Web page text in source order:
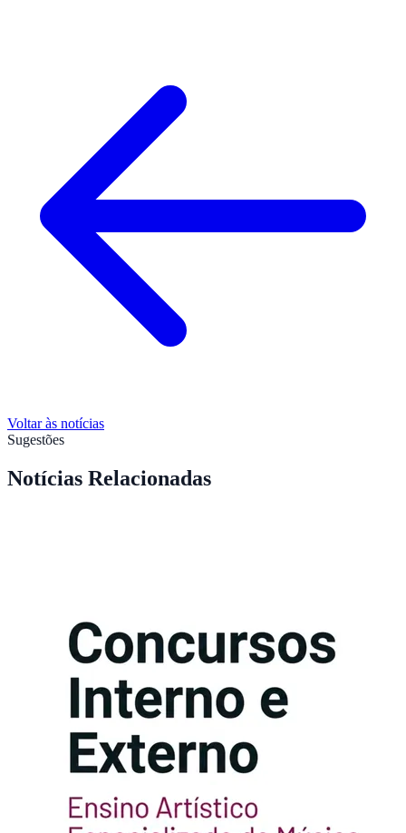
Voltar às notícias
Sugestões
Notícias Relacionadas